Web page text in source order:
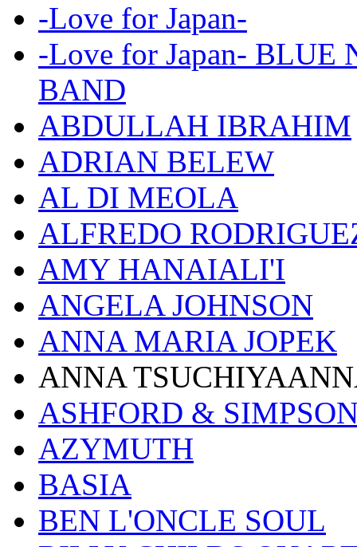
-Love for Japan-
-Love for Japan- BLUE
BAND
ABDULLAH IBRAHIM
ADRIAN BELEW
AL DI MEOLA
ALFREDO
AMY HANAIALI'I
ANGELA JOHNSON
ANNA MARIA JOPEK
ANNA
ASHFORD &
AZYMUTH
BASIA
BEN L'ONCLE SOUL